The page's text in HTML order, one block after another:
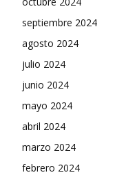
septiembre 2024
agosto 2024
julio 2024
junio 2024
mayo 2024
abril 2024
marzo 2024
febrero 2024